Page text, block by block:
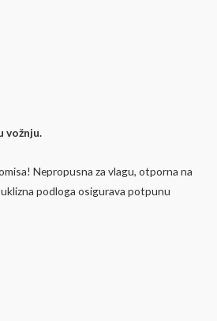
vožnju.
Nepropusna za vlagu, otporna na
podloga osigurava potpunu